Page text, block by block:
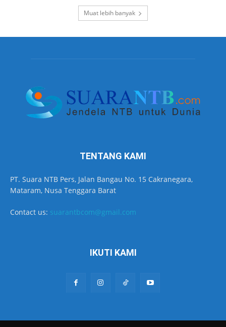
Muat lebih banyak
TENTANG KAMI
PT. Suara NTB Pers, Jalan Bangau No. 15 Cakranegara,
Mataram, Nusa Tenggara Barat
Contact us: suarantbcom@gmail.com
IKUTI KAMI